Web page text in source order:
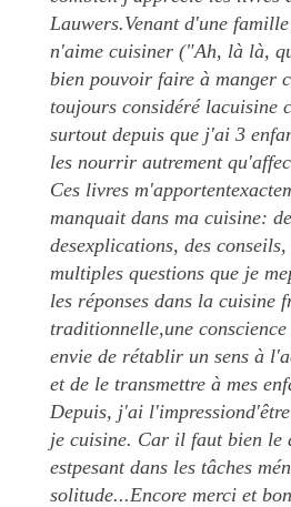
Lauwers.Venant d'une
n'aime cuisiner ("Ah, là là,
bien pouvoir faire à manger
toujours considéré lacuisine
surtout depuis que j'ai 3
les nourrir autrement
Ces livres
manquait dans ma cuisine:
desexplications, des
multiples questions que je
les réponses dans la cuisine
traditionnelle,une
envie de rétablir un sens à
et de le transmettre à mes
Depuis, j'ai
je cuisine. Car il faut bien le
estpesant dans les tâches
solitude...Encore merci et